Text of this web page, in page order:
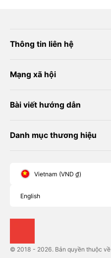
Thông tin liên hệ
Mạng xã hội
Bài viết hướng dẫn
Danh mục thương hiệu
Vietnam (VND ₫)
English
© 2018 - 2026. Bản quyền thuộc về